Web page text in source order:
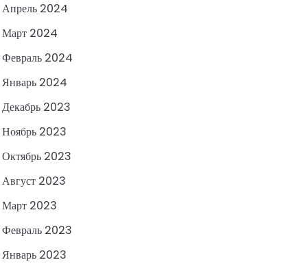
Апрель 2024
Март 2024
Февраль 2024
Январь 2024
Декабрь 2023
Ноябрь 2023
Октябрь 2023
Август 2023
Март 2023
Февраль 2023
Январь 2023